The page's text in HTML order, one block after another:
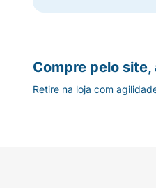
Ingredientes:
Contém
Compre pelo
Retire na loja com